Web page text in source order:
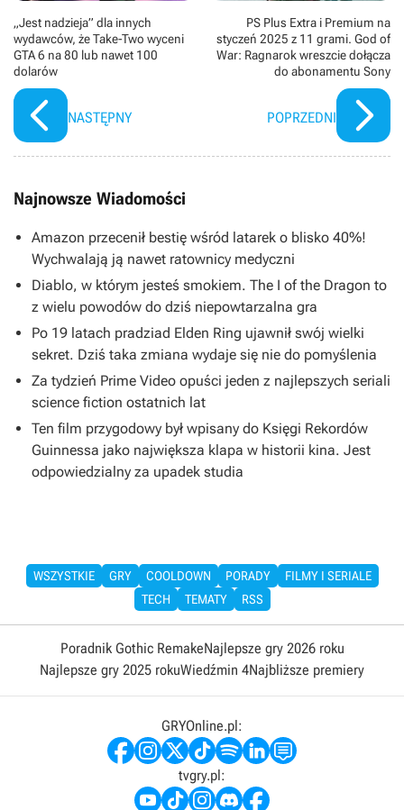
„Jest nadzieja” dla innych
wydawców, że Take-Two wyceni
GTA 6 na 80 lub nawet 100
dolarów
NASTĘPNY
PS Plus Extra i Premium na
styczeń 2025 z 11 grami. God of
War: Ragnarok wreszcie dołącza
do abonamentu Sony
POPRZEDNI
Najnowsze Wiadomości
Amazon przecenił bestię wśród latarek o blisko 40%!
Wychwalają ją nawet ratownicy medyczni
Diablo, w którym jesteś smokiem. The I of the Dragon to
z wielu powodów do dziś niepowtarzalna gra
Po 19 latach pradziad Elden Ring ujawnił swój wielki
sekret. Dziś taka zmiana wydaje się nie do pomyślenia
Za tydzień Prime Video opuści jeden z najlepszych seriali
science fiction ostatnich lat
Ten film przygodowy był wpisany do Księgi Rekordów
Guinnessa jako największa klapa w historii kina. Jest
odpowiedzialny za upadek studia
WSZYSTKIE GRY COOLDOWN PORADY
FILMY I SERIALE
TECH
TEMATY RSS
Poradnik Gothic RemakeNajlepsze gry 2026 roku
Najlepsze gry 2025 rokuWiedźmin 4Najbliższe premiery
GRYOnline.pl:
tvgry.pl: